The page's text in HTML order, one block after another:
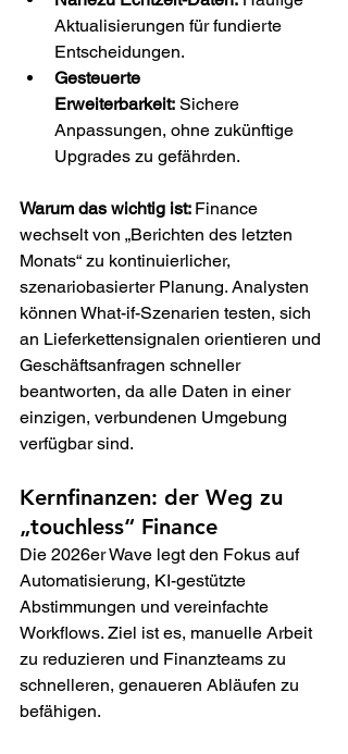
Aktualisierungen für fundierte
Entscheidungen.
Gesteuerte
Erweiterbarkeit: Sichere
Anpassungen, ohne zukünftige
Upgrades zu gefährden.
Warum das wichtig ist: Finance
wechselt von „Berichten des letzten
Monats“ zu kontinuierlicher,
szenariobasierter Planung. Analysten
können What-if-Szenarien testen, sich
an Lieferkettensignalen orientieren und
Geschäftsanfragen schneller
beantworten, da alle Daten in einer
einzigen, verbundenen Umgebung
verfügbar sind.
Kernfinanzen: der Weg zu
„touchless“ Finance
Die 2026er Wave legt den Fokus auf
Automatisierung, KI-gestützte
Abstimmungen und vereinfachte
Workflows. Ziel ist es, manuelle Arbeit
zu reduzieren und Finanzteams zu
schnelleren, genaueren Abläufen zu
befähigen.